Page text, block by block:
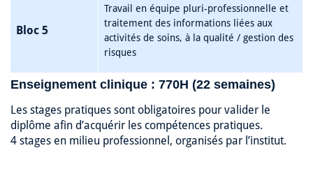
Bloc 5
Travail en équipe pluri-professionnelle et
traitement des informations liées aux
activités de soins, à la qualité / gestion des
risques
Enseignement clinique : 770H (22 semaines)
Les stages pratiques sont obligatoires pour valider le
diplôme afin d’acquérir les compétences pratiques.
4 stages en milieu professionnel, organisés par l’institut.